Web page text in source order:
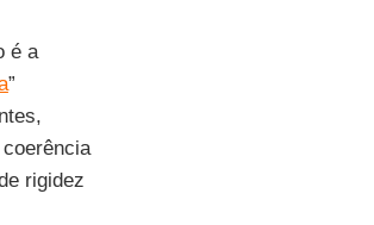
é a
”
rigidez